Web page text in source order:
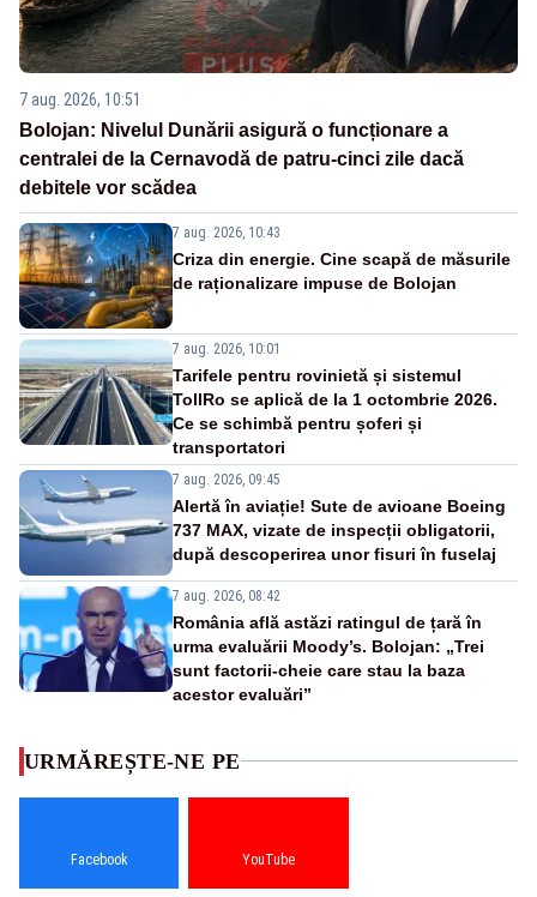
7 aug. 2026, 10:51
Bolojan: Nivelul Dunării asigură o funcționare a
centralei de la Cernavodă de patru-cinci zile dacă
debitele vor scădea
7 aug. 2026, 10:43
Criza din energie. Cine scapă de măsurile
de raționalizare impuse de Bolojan
7 aug. 2026, 10:01
Tarifele pentru rovinietă și sistemul
TollRo se aplică de la 1 octombrie 2026.
Ce se schimbă pentru șoferi și
transportatori
7 aug. 2026, 09:45
Alertă în aviație! Sute de avioane Boeing
737 MAX, vizate de inspecții obligatorii,
după descoperirea unor fisuri în fuselaj
7 aug. 2026, 08:42
România află astăzi ratingul de țară în
urma evaluării Moody’s. Bolojan: „Trei
sunt factorii-cheie care stau la baza
acestor evaluări”
URMĂREȘTE-NE PE
Facebook YouTube